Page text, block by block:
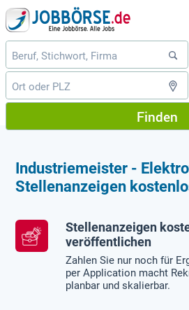
Finden
Industriemeister -
Stellenanzeigen
Stellenanzeigen
veröffentlichen
Zahlen Sie nur noch für
per Application macht
planbar und skalierbar.